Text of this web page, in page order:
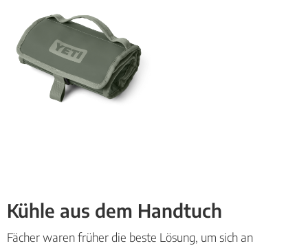
Kühle aus dem Handtuch
Fächer waren früher die beste Lösung, um sich an